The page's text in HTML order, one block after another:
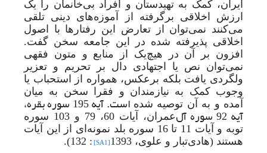
ایران، کمک به تهیدستان و افراد بی‌خانمان را یک
ارزش اخلاقی برگرفته از آموزه‌های دینی تلقی
می‌کنند نمی‌توان از تعارض این رفتارها با اصول
اخلاقی پذیرفته شده در این جامعه سخن گفت.
افزون بر آن در هیچ‌یک از منابع و متون فقهی
نمی‌توان نص یا اجتهادی دال بر تحریم و تعزیر
ولگردی یافت بلکه برعکس، همواره از استحباب یا
وجوب کمک به نیازمندان و فقرا سخن به میان
آمده و به آن توصیه شده
است. آیه 195 سوره بقره،
آیه 92 سوره آل
عمران، آیات 60، 79 و 103 سوره
توبه و آیات 11 تا 16 سوره بلد نمونه‌ای از این آیات
هستند (هادیتبار و علوی، 1393
[SA1]
: 132
(
.